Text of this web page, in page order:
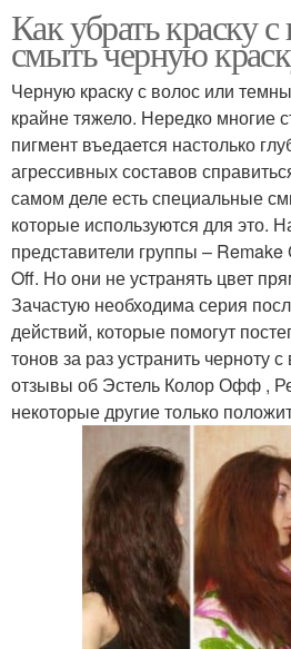
Как убрать краску
смыть черную
Черную краску с волос или
крайне тяжело. Нередко многие
пигмент въедается настолько
агрессивных составов
самом деле есть специальные
которые используются для это.
представители группы –
Off. Но они не устранять цвет
Зачастую необходима серия
действий, которые помогут
тонов за раз устранить черноту
отзывы об Эстель Колор Офф ,
некоторые другие только